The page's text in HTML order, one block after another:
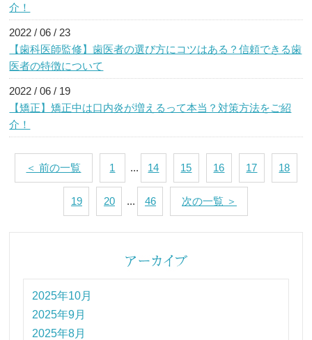
介！
2022 / 06 / 23
【歯科医師監修】歯医者の選び方にコツはある？信頼できる歯
医者の特徴について
2022 / 06 / 19
【矯正】矯正中は口内炎が増えるって本当？対策方法をご紹
介！
＜ 前の一覧 1 ... 14 15 16 17 18
19 20 ... 46 次の一覧 ＞
2025年10月
2025年9月
2025年8月